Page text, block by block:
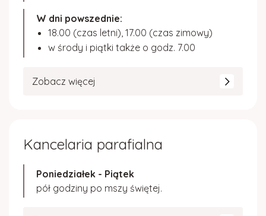
W dni powszednie:
18.00 (czas letni), 17.00 (czas zimowy)
w środy i piątki także o godz. 7.00
Zobacz więcej
Kancelaria parafialna
Poniedziałek - Piątek
pół godziny po mszy świętej.